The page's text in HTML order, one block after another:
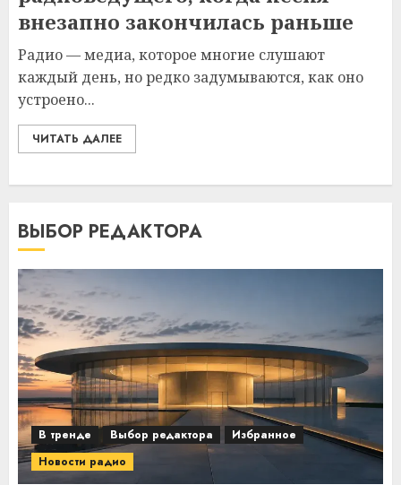
внезапно закончилась раньше
Радио — медиа, которое многие слушают
каждый день, но редко задумываются, как оно
устроено...
ЧИТАТЬ ДАЛЕЕ
ВЫБОР РЕДАКТОРА
В тренде Выбор редактора
Избранное
Новости радио